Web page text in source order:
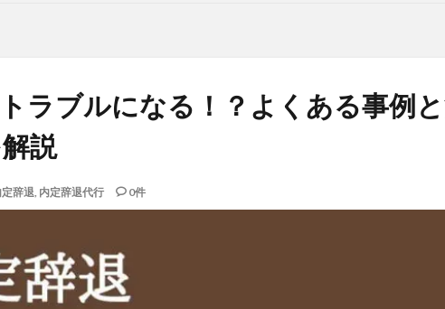
ラブルになる！？よくある事例
説
定辞退, 内定辞退代行 0件